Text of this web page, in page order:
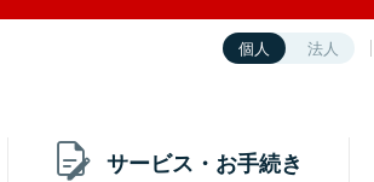
個人 法人
サービス・お手続き